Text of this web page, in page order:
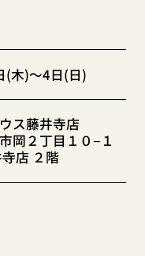
(木)～4日(日)
ス藤井寺店
岡２丁目１０−１
店 ２階